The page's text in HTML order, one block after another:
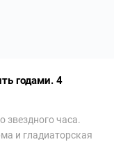
годами. 4
звездного часа.
и гладиаторская